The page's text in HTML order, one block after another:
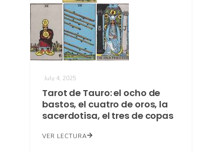
July 4, 2025
Tarot de Tauro: el ocho de
bastos, el cuatro de oros, la
sacerdotisa, el tres de copas
VER LECTURA